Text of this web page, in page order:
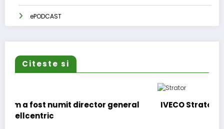
ePODCAST
Citeste si
IVECO Strator se întoarce